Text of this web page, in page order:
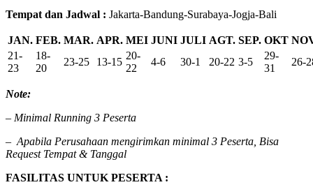
Tempat dan Jadwal : Jakarta-Bandung-Surabaya-Jogja-Bali
JAN. FEB. MAR. APR. MEI JUNI JULI AGT. SEP. OKT
21-
23
18-
20
23-25 13-15
20-
22
4-6 30-1 20-22 3-5
29-
31
26-
Note:
– Minimal Running 3 Peserta
– Apabila Perusahaan mengirimkan minimal 3 Peserta, Bisa
Request Tempat & Tanggal
FASILITAS UNTUK PESERTA :